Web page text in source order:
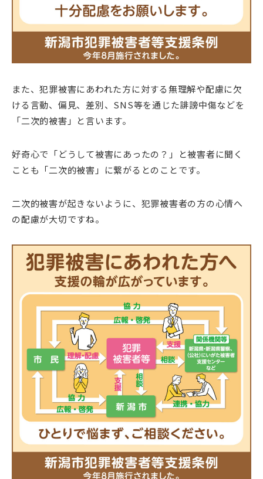
また、犯罪被害にあわれた方に対する無理解や配慮に欠
ける言動、偏見、差別、SNS等を通じた誹謗中傷などを
「二次的被害」と言います。
好奇心で「どうして被害にあったの？」と被害者に聞く
ことも「二次的被害」に繋がるとのことです。
二次的被害が起きないように、犯罪被害者の方の心情へ
の配慮が大切ですね。